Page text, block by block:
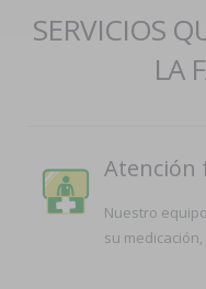
SERVICIOS
LA
Atención
Nuestro
su